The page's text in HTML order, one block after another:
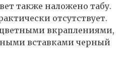
также наложено табу.
отсутствует.
цветными вкраплениями,
вставками черный